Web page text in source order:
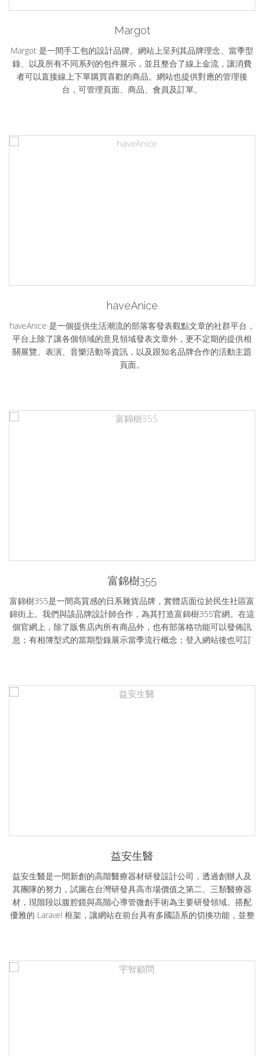
Margot
Margot 是一間手工包的設計品牌。網站上呈列其品牌理念、當季型
錄、以及所有不同系列的包件展示，並且整合了線上金流，讓消費
者可以直接線上下單購買喜歡的商品。網站也提供對應的管理後
台，可管理頁面、商品、會員及訂單。
haveAnice
haveAnice 是一個提供生活潮流的部落客發表觀點文章的社群平台，
平台上除了讓各個領域的意見領域發表文章外，更不定期的提供相
關展覽、表演、音樂活動等資訊，以及跟知名品牌合作的活動主題
頁面。
富錦樹355
富錦樹355是一間高質感的日系雜貨品牌，實體店面位於民生社區富
錦街上。我們與該品牌設計師合作，為其打造富錦樹355官網。在這
個官網上，除了販售店內所有商品外，也有部落格功能可以發佈訊
息；有相簿型式的當期型錄展示當季流行概念；登入網站後也可訂
益安生醫
益安生醫是一間新創的高階醫療器材研發設計公司，透過創辦人及
其團隊的努力，試圖在台灣研發具高市場價值之第二、三類醫療器
材，現階段以腹腔鏡與高階心導管微創手術為主要研發領域。搭配
優雅的 Laravel 框架，讓網站在前台具有多國語系的切換功能，並整
Margot
Margot 是一間手工包的設計品牌。網站上呈列其品牌理念、當季型
錄、以及所有不同系列的包件展示，並且整合了線上金流，讓消費
者可以直接線上下單購買喜歡的商品。網站也提供對應的管理後
台，可管理頁面、商品、會員及訂單。
haveAnice
haveAnice 是一個提供生活潮流的部落客發表觀點文章的社群平台，
平台上除了讓各個領域的意見領域發表文章外，更不定期的提供相
關展覽、表演、音樂活動等資訊，以及跟知名品牌合作的活動主題
頁面。
富錦樹355
富錦樹355是一間高質感的日系雜貨品牌，實體店面位於民生社區富
錦街上。我們與該品牌設計師合作，為其打造富錦樹355官網。在這
個官網上，除了販售店內所有商品外，也有部落格功能可以發佈訊
息；有相簿型式的當期型錄展示當季流行概念；登入網站後也可訂
益安生醫
益安生醫是一間新創的高階醫療器材研發設計公司，透過創辦人及
其團隊的努力，試圖在台灣研發具高市場價值之第二、三類醫療器
材，現階段以腹腔鏡與高階心導管微創手術為主要研發領域。搭配
優雅的 Laravel 框架，讓網站在前台具有多國語系的切換功能，並整
宇智顧問
宇智顧問是一間由董事長徐小波先生所率領的專業智慧財產權顧問
公司，為客戶提供產業分析諮詢、品牌策略制定及智慧財產權相關
的服務。搭配敏潔的 Laravel 框架，讓網站上可以具備專業文章發佈
功能、聯絡我們表單、電子報訂閱及發送服務…等，提供網站使用者